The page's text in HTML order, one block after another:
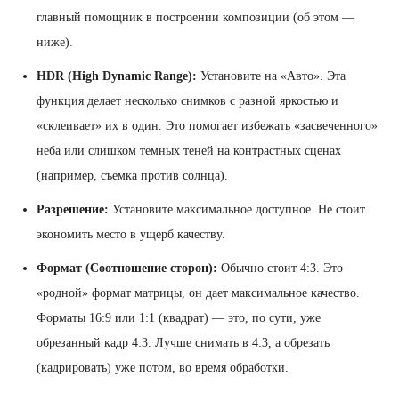
главный помощник в построении композиции (об этом —
ниже).
HDR (High Dynamic Range): Установите на «Авто». Эта
функция делает несколько снимков с разной яркостью и
«склеивает» их в один. Это помогает избежать «засвеченного»
неба или слишком темных теней на контрастных сценах
(например, съемка против солнца).
Разрешение: Установите максимальное доступное. Не стоит
экономить место в ущерб качеству.
Формат (Соотношение сторон): Обычно стоит 4:3. Это
«родной» формат матрицы, он дает максимальное качество.
Форматы 16:9 или 1:1 (квадрат) — это, по сути, уже
обрезанный кадр 4:3. Лучше снимать в 4:3, а обрезать
(кадрировать) уже потом, во время обработки.